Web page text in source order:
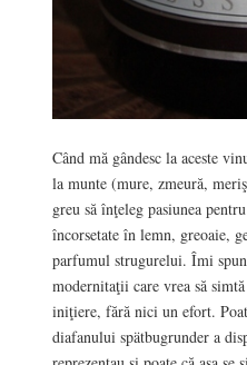
Când mă gândesc la aceste
la munte (mure, zmeură,
greu să înţeleg pasiunea
încorsetate în lemn, greoaie,
parfumul strugurelui. Îmi spun
modernitaţii care vrea să
iniţiere, fără nici un efort.
diafanului spätbugrunder a